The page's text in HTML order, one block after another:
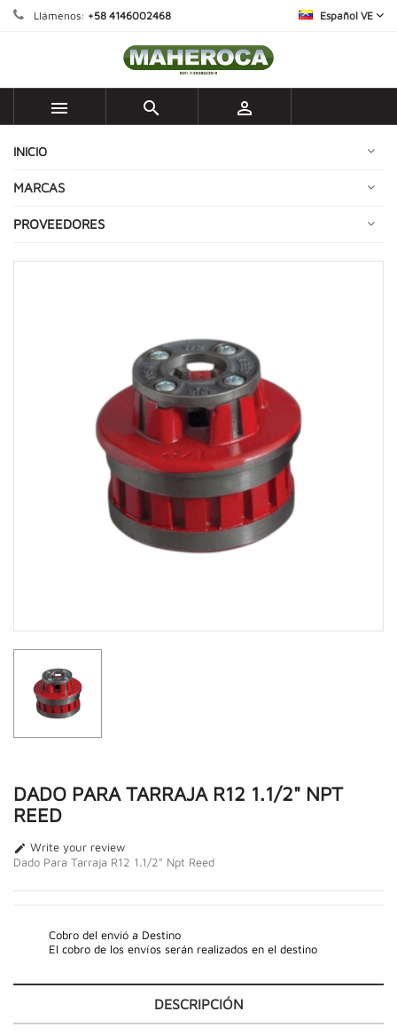
Llámenos: +58 4146002468 Español VE
  
INICIO
MARCAS
PROVEEDORES
DADO PARA TARRAJA R12 1.1/2" NPT
REED
 Write your review
Dado Para Tarraja R12 1.1/2" Npt Reed
Cobro del envió a Destino
El cobro de los envíos serán realizados en el destino
DESCRIPCIÓN